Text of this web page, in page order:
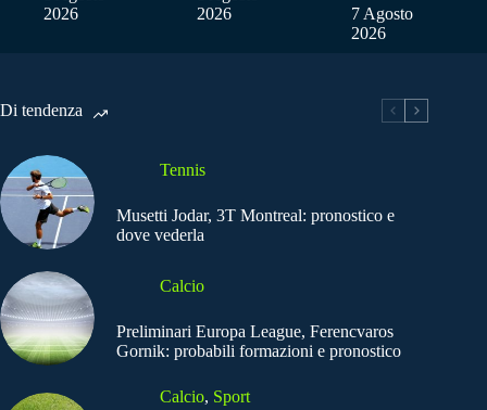
2026
2026
7 Agosto
2026
Di tendenza
Tennis
Musetti Jodar, 3T Montreal: pronostico e
dove vederla
Calcio
Preliminari Europa League, Ferencvaros
Gornik: probabili formazioni e pronostico
Calcio, Sport